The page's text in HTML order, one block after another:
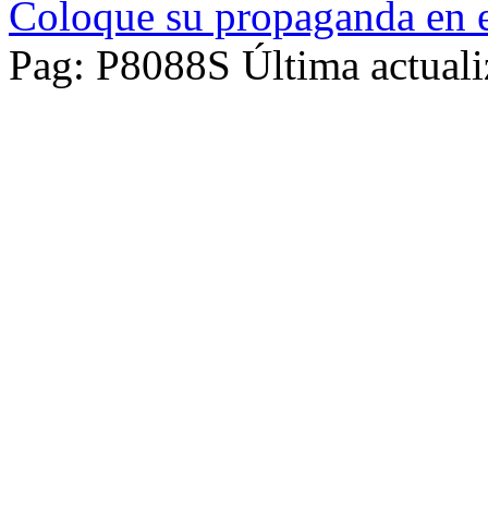
Coloque su propaganda en
Pag: P8088S Última